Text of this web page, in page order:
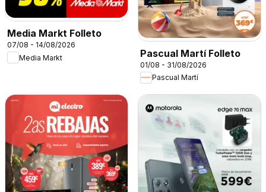
Media Markt Folleto
07/08 - 14/08/2026
Media Markt
Pascual Martí Folleto
01/08 - 31/08/2026
Pascual Martí